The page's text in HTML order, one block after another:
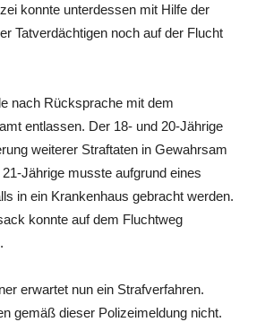
konnte unterdessen mit Hilfe der
Tatverdächtigen noch auf der Flucht
nach Rücksprache mit dem
entlassen. Der 18- und 20-Jährige
weiterer Straftaten in Gewahrsam
Jährige musste aufgrund eines
in ein Krankenhaus gebracht werden.
konnte auf dem Fluchtweg
erwartet nun ein Strafverfahren.
gemäß dieser Polizeimeldung nicht.